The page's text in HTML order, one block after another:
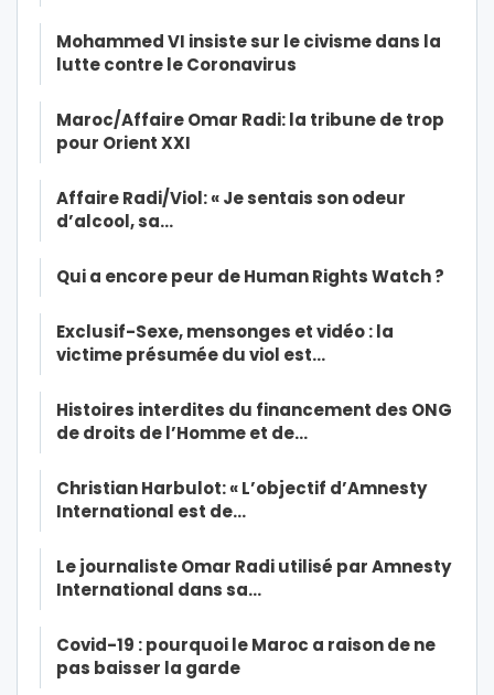
Mohammed VI insiste sur le civisme dans la
lutte contre le Coronavirus
Maroc/Affaire Omar Radi: la tribune de trop
pour Orient XXI
Affaire Radi/Viol: « Je sentais son odeur
d’alcool, sa…
Qui a encore peur de Human Rights Watch ?
Exclusif-Sexe, mensonges et vidéo : la
victime présumée du viol est…
Histoires interdites du financement des ONG
de droits de l’Homme et de…
Christian Harbulot: « L’objectif d’Amnesty
International est de…
Le journaliste Omar Radi utilisé par Amnesty
International dans sa…
Covid-19 : pourquoi le Maroc a raison de ne
pas baisser la garde